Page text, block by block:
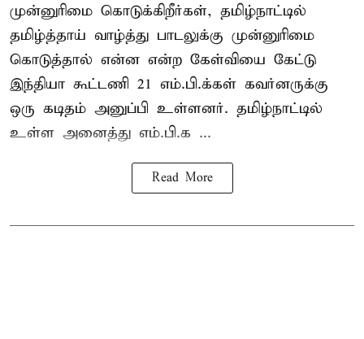
முன்னுரிமை கொடுக்கிறீர்கள், தமிழ்நாட்டில்
தமிழ்த்தாய் வாழ்த்து பாடலுக்கு முன்னுரிமை
கொடுத்தால் என்ன என்ற கேள்வியை கேட்டு
இந்தியா கூட்டணி 21 எம்.பி.க்கள் கவர்னருக்கு
ஒரு கடிதம் அனுப்பி உள்ளனர். தமிழ்நாட்டில்
உள்ள அனைத்து எம்.பி.க ...
Read More